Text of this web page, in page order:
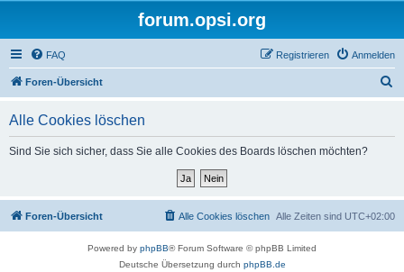
forum.opsi.org
FAQ Anmelden
Registrieren
Foren-Übersicht
Alle Cookies löschen
Sind Sie sich sicher, dass Sie alle Cookies des Boards löschen möchten?
Foren-Übersicht Alle Zeiten sind UTC+02:00
Alle Cookies löschen
Powered by phpBB® Forum Software © phpBB Limited
Deutsche Übersetzung durch phpBB.de